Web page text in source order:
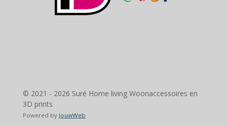
© 2021 - 2026 Suré Home living Woonaccessoires en
3D prints
Powered by JouwWeb